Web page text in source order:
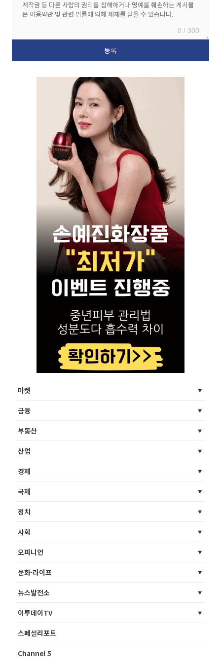
0 / 300
마켓
금융
부동산
산업
경제
국제
정치
사회
오피니언
문화·라이프
뉴스발전소
이투데이TV
스페셜리포트
Channel 5